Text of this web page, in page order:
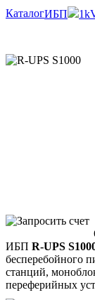
КаталогИБП
ИБП R-UPS
бесперебойного
станций,
переферийных